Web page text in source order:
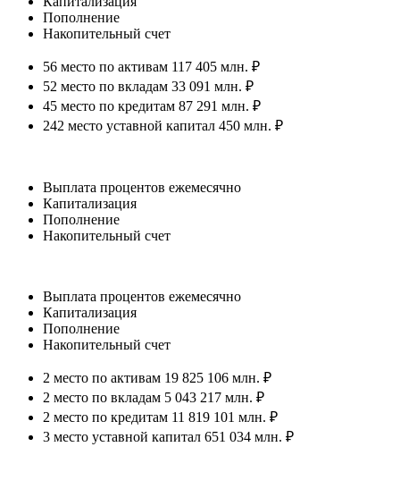
Пополнение
Накопительный счет
56 место по активам 117 405 млн. ₽
52 место по вкладам 33 091 млн. ₽
45 место по кредитам 87 291 млн. ₽
242 место уставной капитал 450 млн. ₽
Выплата процентов ежемесячно
Капитализация
Пополнение
Накопительный счет
Выплата процентов ежемесячно
Капитализация
Пополнение
Накопительный счет
2 место по активам 19 825 106 млн. ₽
2 место по вкладам 5 043 217 млн. ₽
2 место по кредитам 11 819 101 млн. ₽
3 место уставной капитал 651 034 млн. ₽